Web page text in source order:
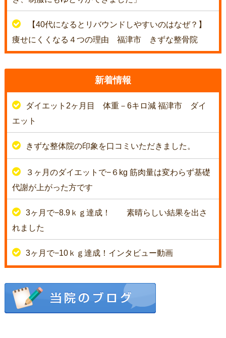
【40代になるとリバウンドしやすいのはなぜ？】
痩せにくくなる４つの理由 福津市 きずな整骨院
新着情報
ダイエット2ヶ月目 体重－6キロ減 福津市 ダイ
エット
きずな整体院の印象を口コミいただきました。
３ヶ月のダイエットで−６kg 筋肉量は変わらず基礎
代謝が上がった方です
3ヶ月で−8.9ｋｇ達成！
素晴らしい結果を出さ
れました
3ヶ月で−10ｋｇ達成！インタビュー動画